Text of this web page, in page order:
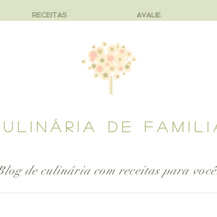
RECEITAS AVALIE
DE
de culinária com receitas para